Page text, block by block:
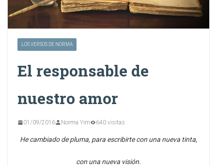
LOS VERSOS DE NORMA
El responsable de
nuestro amor
01/09/2016 Norma Yim 640 visitas
He cambiado de pluma, para escribirte con una nueva tinta,
con una nueva visión.